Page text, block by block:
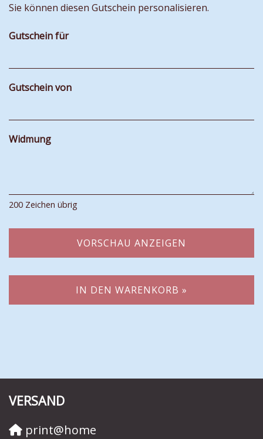
Sie können diesen Gutschein personalisieren.
Gutschein für
Gutschein von
Widmung
200 Zeichen übrig
VORSCHAU ANZEIGEN
IN DEN WARENKORB »
VERSAND
print@home